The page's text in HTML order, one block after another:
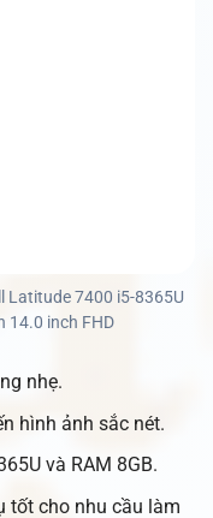
Latitude 7400 i5-8365U
14.0 inch FHD
nhẹ.
hình ảnh sắc nét.
và RAM 8GB.
tốt cho nhu cầu làm